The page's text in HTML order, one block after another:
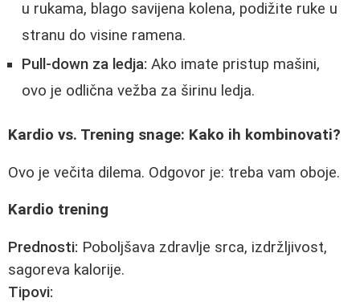
u rukama, blago savijena kolena, podižite ruke u
stranu do visine ramena.
Pull-down za ledja: Ako imate pristup mašini,
ovo je odlična vežba za širinu ledja.
Kardio vs. Trening snage: Kako ih kombinovati?
Ovo je večita dilema. Odgovor je: treba vam oboje.
Kardio trening
Prednosti: Poboljšava zdravlje srca, izdržljivost,
sagoreva kalorije.
Tipovi: